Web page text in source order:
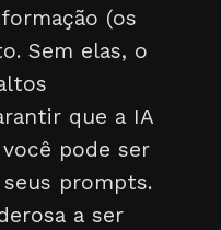
(os
Sem elas, o
que a IA
pode ser
prompts.
a ser